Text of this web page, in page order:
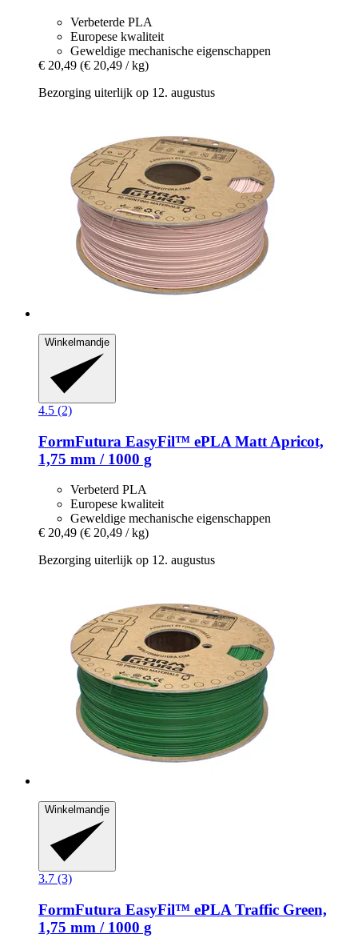
Verbeterde PLA
Europese kwaliteit
Geweldige mechanische eigenschappen
€ 20,49 (€ 20,49 / kg)
Bezorging uiterlijk op 12. augustus
Winkelmandje
4.5 (2)
FormFutura EasyFil™ ePLA Matt Apricot,
1,75 mm / 1000 g
Verbeterd PLA
Europese kwaliteit
Geweldige mechanische eigenschappen
€ 20,49 (€ 20,49 / kg)
Bezorging uiterlijk op 12. augustus
Winkelmandje
3.7 (3)
FormFutura EasyFil™ ePLA Traffic Green,
1,75 mm / 1000 g